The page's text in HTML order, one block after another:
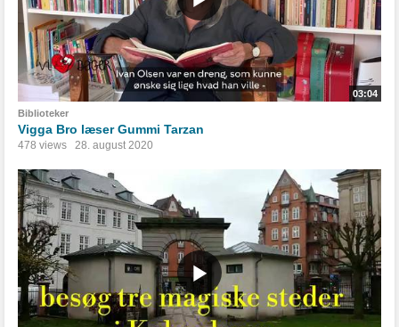
03:04
Biblioteker
Vigga Bro læser Gummi Tarzan
478 views 28. august 2020